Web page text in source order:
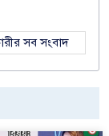
সব সংবাদ